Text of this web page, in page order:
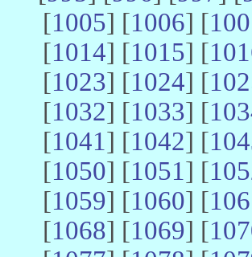
[1005] [1006] [
[1014] [1015] [
[1023] [1024] [
[1032] [1033] [
[1041] [1042] [
[1050] [1051] [
[1059] [1060] [
[1068] [1069] [